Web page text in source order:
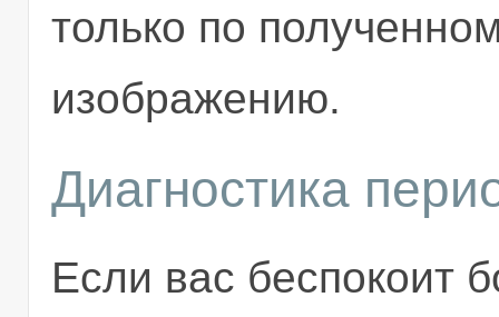
только по
изображению.
Диагностика
Если вас беспокоит